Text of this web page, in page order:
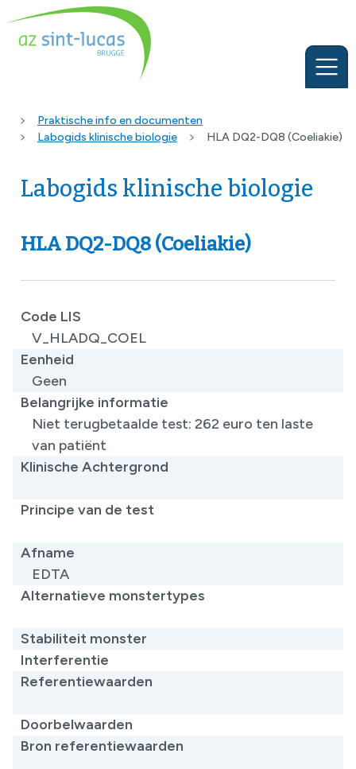
Praktische info en documenten
Labogids klinische biologie
HLA DQ2-DQ8 (Coeliakie)
Labogids klinische biologie
HLA DQ2-DQ8 (Coeliakie)
Code LIS
V_HLADQ_COEL
Eenheid
Geen
Belangrijke informatie
Niet terugbetaalde test: 262 euro ten laste
van patiënt ​
Klinische Achtergrond
Principe van de test
Afname
EDTA
Alternatieve monstertypes
Stabiliteit monster
Interferentie
Referentiewaarden
Doorbelwaarden
Bron referentiewaarden